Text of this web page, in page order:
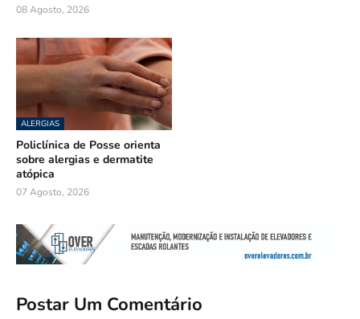
08 Agosto, 2026
ALERGIAS
Policlínica de Posse orienta
sobre alergias e dermatite
atópica
07 Agosto, 2026
Postar Um Comentário